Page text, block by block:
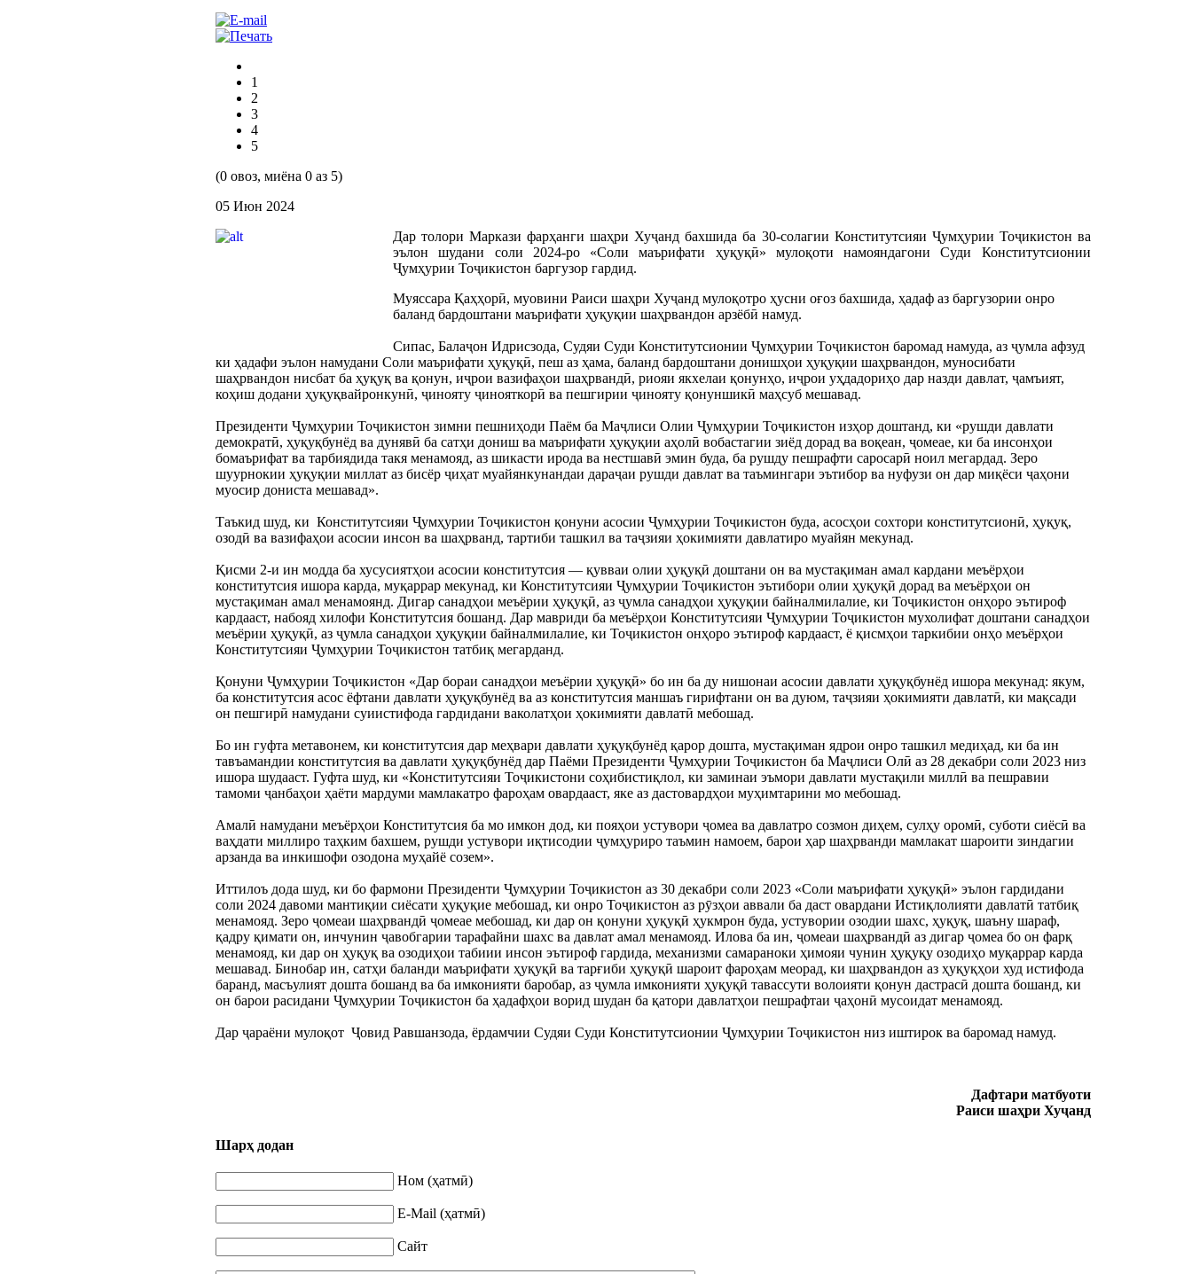
1
2
3
4
5
(0 овоз, миёна 0 аз 5)
05 Июн 2024
Дар толори Маркази фарҳанги шаҳри Хуҷанд бахшида ба 30-солагии Конститутсияи Ҷумҳурии Тоҷикистон ва
эълон шудани соли 2024-ро «Соли маърифати ҳуқуқӣ» мулоқоти намояндагони Суди Конститутсионии
Ҷумҳурии Тоҷикистон баргузор гардид.
Муяссара Қаҳҳорӣ, муовини Раиси шаҳри Хуҷанд мулоқотро ҳусни оғоз бахшида, ҳадаф аз баргузории онро
баланд бардоштани маърифати ҳуқуқии шаҳрвандон арзёбӣ намуд.
Сипас, Балаҷон Идрисзода, Судяи Суди Конститутсионии Ҷумҳурии Тоҷикистон баромад намуда, аз ҷумла афзуд
ки ҳадафи эълон намудани Соли маърифати ҳуқуқӣ, пеш аз ҳама, баланд бардоштани донишҳои ҳуқуқии шаҳрвандон, муносибати
шаҳрвандон нисбат ба ҳуқуқ ва қонун, иҷрои вазифаҳои шаҳрвандӣ, риояи якхелаи қонунҳо, иҷрои уҳдадориҳо дар назди давлат, ҷамъият,
коҳиш додани ҳуқуқвайронкунӣ, ҷинояту ҷинояткорӣ ва пешгирии ҷинояту қонуншикӣ маҳсуб мешавад.
Президенти Ҷумҳурии Тоҷикистон зимни пешниҳоди Паём ба Маҷлиси Олии Ҷумҳурии Тоҷикистон изҳор доштанд, ки «рушди давлати
демократӣ, ҳуқуқбунёд ва дунявӣ ба сатҳи дониш ва маърифати ҳуқуқии аҳолӣ вобастагии зиёд дорад ва воқеан, ҷомеае, ки ба инсонҳои
бомаърифат ва тарбиядида такя менамояд, аз шикасти ирода ва нестшавӣ эмин буда, ба рушду пешрафти саросарӣ ноил мегардад. Зеро
шуурнокии ҳуқуқии миллат аз бисёр ҷиҳат муайянкунандаи дараҷаи рушди давлат ва таъмингари эътибор ва нуфузи он дар миқёси ҷаҳони
муосир дониста мешавад».
Таъкид шуд, ки  Конститутсияи Ҷумҳурии Тоҷикистон қонуни асосии Ҷумҳурии Тоҷикистон буда, асосҳои сохтори конститутсионӣ, ҳуқуқ,
озодӣ ва вазифаҳои асосии инсон ва шаҳрванд, тартиби ташкил ва таҷзияи ҳокимияти давлатиро муайян мекунад.
Қисми 2-и ин модда ба хусусиятҳои асосии конститутсия — қувваи олии ҳуқуқӣ доштани он ва мустақиман амал кардани меъёрҳои
конститутсия ишора карда, муқаррар мекунад, ки Конститутсияи Ҷумҳурии Тоҷикистон эътибори олии ҳуқуқӣ дорад ва меъёрҳои он
мустақиман амал менамоянд. Дигар санадҳои меъёрии ҳуқуқӣ, аз ҷумла санадҳои ҳуқуқии байналмилалие, ки Тоҷикистон онҳоро эътироф
кардааст, набояд хилофи Конститутсия бошанд. Дар мавриди ба меъёрҳои Конститутсияи Ҷумҳурии Тоҷикистон мухолифат доштани санадҳои
меъёрии ҳуқуқӣ, аз ҷумла санадҳои ҳуқуқии байналмилалие, ки Тоҷикистон онҳоро эътироф кардааст, ё қисмҳои таркибии онҳо меъёрҳои
Конститутсияи Ҷумҳурии Тоҷикистон татбиқ мегарданд.
Қонуни Ҷумҳурии Тоҷикистон «Дар бораи санадҳои меъёрии ҳуқуқӣ» бо ин ба ду нишонаи асосии давлати ҳуқуқбунёд ишора мекунад: якум,
ба конститутсия асос ёфтани давлати ҳуқуқбунёд ва аз конститутсия маншаъ гирифтани он ва дуюм, таҷзияи ҳокимияти давлатӣ, ки мақсади
он пешгирӣ намудани суиистифода гардидани ваколатҳои ҳокимияти давлатӣ мебошад.
Бо ин гуфта метавонем, ки конститутсия дар меҳвари давлати ҳуқуқбунёд қарор дошта, мустақиман ядрои онро ташкил медиҳад, ки ба ин
тавъамандии конститутсия ва давлати ҳуқуқбунёд дар Паёми Президенти Ҷумҳурии Тоҷикистон ба Маҷлиси Олӣ аз 28 декабри соли 2023 низ
ишора шудааст. Гуфта шуд, ки «Конститутсияи Тоҷикистони соҳибистиқлол, ки заминаи эъмори давлати мустақили миллӣ ва пешравии
тамоми ҷанбаҳои ҳаёти мардуми мамлакатро фароҳам овардааст, яке аз дастовардҳои муҳимтарини мо мебошад.
Амалӣ намудани меъёрҳои Конститутсия ба мо имкон дод, ки пояҳои устувори ҷомеа ва давлатро созмон диҳем, сулҳу оромӣ, суботи сиёсӣ ва
ваҳдати миллиро таҳким бахшем, рушди устувори иқтисодии ҷумҳуриро таъмин намоем, барои ҳар шаҳрванди мамлакат шароити зиндагии
арзанда ва инкишофи озодона муҳайё созем».
Иттилоъ дода шуд, ки бо фармони Президенти Ҷумҳурии Тоҷикистон аз 30 декабри соли 2023 «Соли маърифати ҳуқуқӣ» эълон гардидани
соли 2024 давоми мантиқии сиёсати ҳуқуқие мебошад, ки онро Тоҷикистон аз рӯзҳои аввали ба даст овардани Истиқлолияти давлатӣ татбиқ
менамояд. Зеро ҷомеаи шаҳрвандӣ ҷомеае мебошад, ки дар он қонуни ҳуқуқӣ ҳукмрон буда, устувории озодии шахс, ҳуқуқ, шаъну шараф,
қадру қимати он, инчунин ҷавобгарии тарафайни шахс ва давлат амал менамояд. Илова ба ин, ҷомеаи шаҳрвандӣ аз дигар ҷомеа бо он фарқ
менамояд, ки дар он ҳуқуқ ва озодиҳои табиии инсон эътироф гардида, механизми самараноки ҳимояи чунин ҳуқуқу озодиҳо муқаррар карда
мешавад. Бинобар ин, сатҳи баланди маърифати ҳуқуқӣ ва тарғиби ҳуқуқӣ шароит фароҳам меорад, ки шаҳрвандон аз ҳуқуқҳои худ истифода
баранд, масъулият дошта бошанд ва ба имконияти баробар, аз ҷумла имконияти ҳуқуқӣ тавассути волоияти қонун дастрасӣ дошта бошанд, ки
он барои расидани Ҷумҳурии Тоҷикистон ба ҳадафҳои ворид шудан ба қатори давлатҳои пешрафтаи ҷаҳонӣ мусоидат менамояд.
Дар ҷараёни мулоқот  Ҷовид Равшанзода, ёрдамчии Судяи Суди Конститутсионии Ҷумҳурии Тоҷикистон низ иштирок ва баромад намуд.
Дафтари матбуоти
Раиси шаҳри Хуҷанд
Шарҳ додан
Ном (ҳатмӣ)
E-Mail (ҳатмӣ)
Сайт